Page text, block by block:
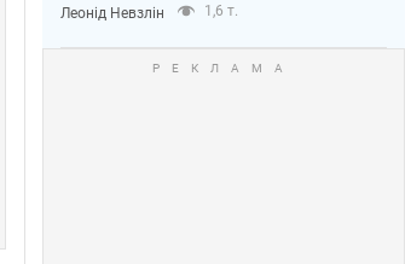
Леонід Невзлін 1,6 т.